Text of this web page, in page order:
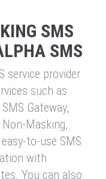
SMS
SMS
service provider
such as
Gateway,
Masking,
to-use SMS
with
You can also